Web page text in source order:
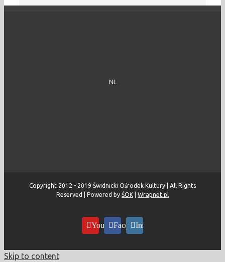
NL
Copyright 2012 - 2019 Świdnicki Ośrodek Kultury | All Rights
Reserved | Powered by ŚOK Wrapnet.pl
YouTubeFacebookInstagram
Skip to content